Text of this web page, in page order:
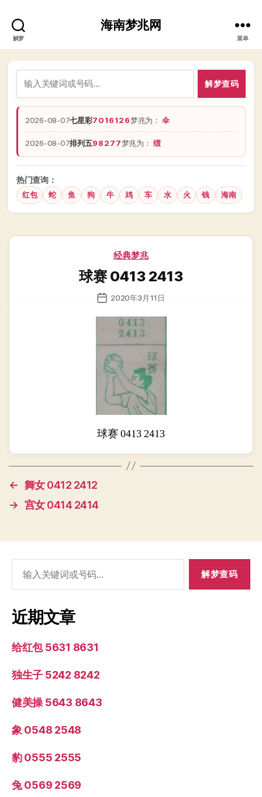
解梦
海南梦兆网
菜单
解梦查码
2026-08-07七星彩7016126梦兆为：伞
2026-08-07排列五98277梦兆为：绩
热门查询：
红包 蛇 鱼 狗 牛 鸡 车 水 火 钱 海南
分
经典梦兆
球赛 0413 2413
发
日
2020年3月11日
球赛 0413 2413
← 舞女 0412 2412
→ 宫女 0414 2414
索：
近期文章
给红包 5631 8631
独生子 5242 8242
健美操 5643 8643
象 0548 2548
豹 0555 2555
兔 0569 2569